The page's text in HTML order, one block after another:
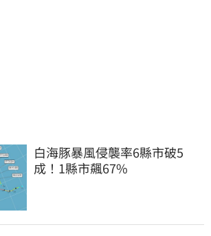
白海豚暴風侵襲率6縣市破5
成！1縣市飆67%